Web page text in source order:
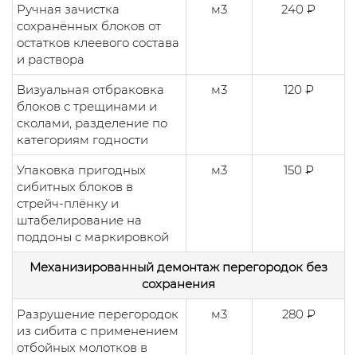
Ручная зачистка
сохранённых блоков от
остатков клеевого состава
и раствора
м3 240 ₽
Визуальная отбраковка
блоков с трещинами и
сколами, разделение по
категориям годности
м3 120 ₽
Упаковка пригодных
сибитных блоков в
стрейч-плёнку и
штабелирование на
поддоны с маркировкой
м3 150 ₽
Механизированный демонтаж перегородок без
сохранения
Разрушение перегородок
из сибита с применением
отбойных молотков в
м3 280 ₽